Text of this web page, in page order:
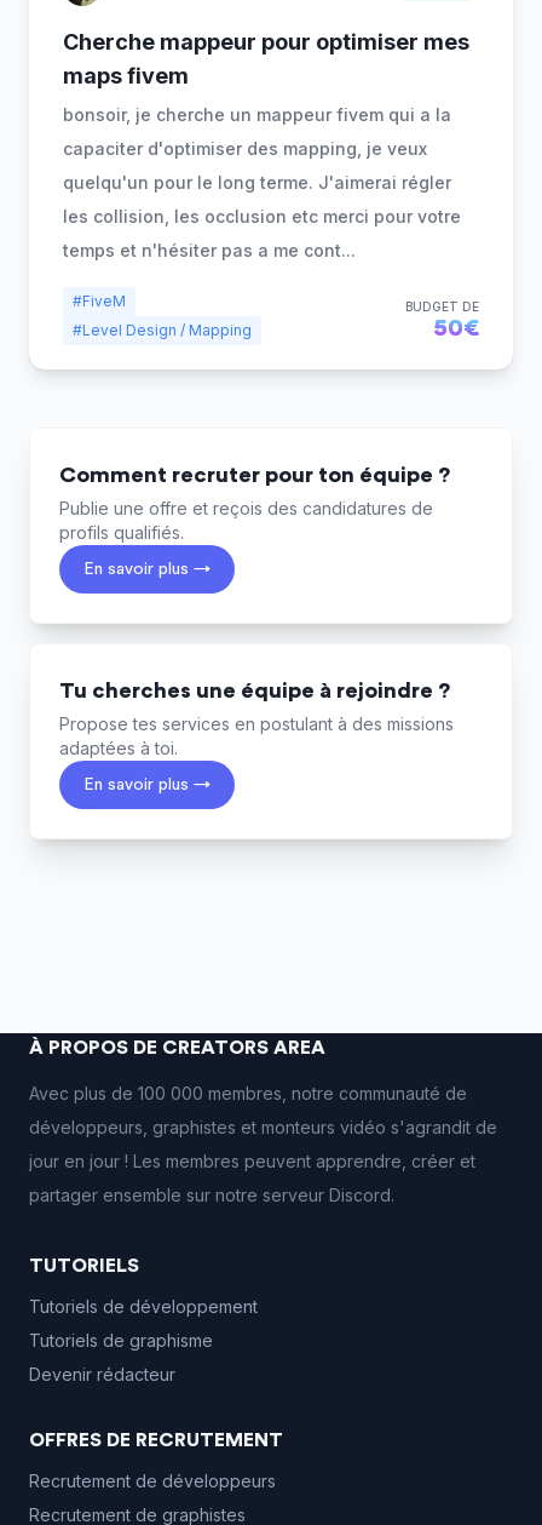
Cherche mappeur pour optimiser mes
maps fivem
bonsoir, je cherche un mappeur fivem qui a la
capaciter d'optimiser des mapping, je veux
quelqu'un pour le long terme. J'aimerai régler
les collision, les occlusion etc merci pour votre
temps et n'hésiter pas a me cont...
#FiveM
#Level Design / Mapping
BUDGET DE
50€
Comment recruter pour ton équipe ?
Publie une offre et reçois des candidatures de
profils qualifiés.
En savoir plus →
Tu cherches une équipe à rejoindre ?
Propose tes services en postulant à des missions
adaptées à toi.
En savoir plus →
À PROPOS DE CREATORS AREA
Avec plus de 100 000 membres, notre communauté de
développeurs, graphistes et monteurs vidéo s'agrandit de
jour en jour ! Les membres peuvent apprendre, créer et
partager ensemble sur notre serveur Discord.
TUTORIELS
Tutoriels de développement
Tutoriels de graphisme
Devenir rédacteur
OFFRES DE RECRUTEMENT
Recrutement de développeurs
Recrutement de graphistes